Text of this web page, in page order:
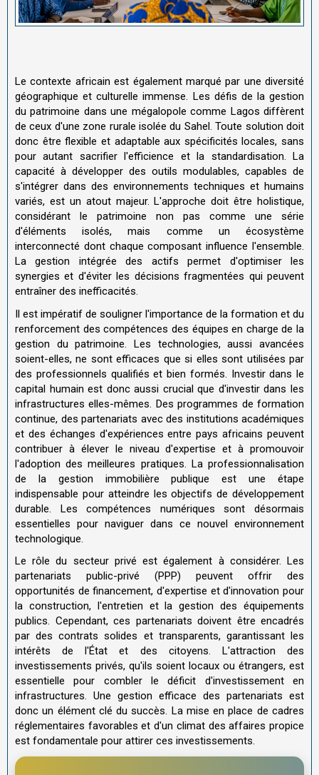
Le contexte africain est également marqué par une diversité
géographique et culturelle immense. Les défis de la gestion
du patrimoine dans une mégalopole comme Lagos diffèrent
de ceux d'une zone rurale isolée du Sahel. Toute solution doit
donc être flexible et adaptable aux spécificités locales, sans
pour autant sacrifier l'efficience et la standardisation. La
capacité à développer des outils modulables, capables de
s'intégrer dans des environnements techniques et humains
variés, est un atout majeur. L'approche doit être holistique,
considérant le patrimoine non pas comme une série
d'éléments isolés, mais comme un écosystème
interconnecté dont chaque composant influence l'ensemble.
La gestion intégrée des actifs permet d'optimiser les
synergies et d'éviter les décisions fragmentées qui peuvent
entraîner des inefficacités.
Il est impératif de souligner l'importance de la formation et du
renforcement des compétences des équipes en charge de la
gestion du patrimoine. Les technologies, aussi avancées
soient-elles, ne sont efficaces que si elles sont utilisées par
des professionnels qualifiés et bien formés. Investir dans le
capital humain est donc aussi crucial que d'investir dans les
infrastructures elles-mêmes. Des programmes de formation
continue, des partenariats avec des institutions académiques
et des échanges d'expériences entre pays africains peuvent
contribuer à élever le niveau d'expertise et à promouvoir
l'adoption des meilleures pratiques. La professionnalisation
de la gestion immobilière publique est une étape
indispensable pour atteindre les objectifs de développement
durable. Les compétences numériques sont désormais
essentielles pour naviguer dans ce nouvel environnement
technologique.
Le rôle du secteur privé est également à considérer. Les
partenariats public-privé (PPP) peuvent offrir des
opportunités de financement, d'expertise et d'innovation pour
la construction, l'entretien et la gestion des équipements
publics. Cependant, ces partenariats doivent être encadrés
par des contrats solides et transparents, garantissant les
intérêts de l'État et des citoyens. L'attraction des
investissements privés, qu'ils soient locaux ou étrangers, est
essentielle pour combler le déficit d'investissement en
infrastructures. Une gestion efficace des partenariats est
donc un élément clé du succès. La mise en place de cadres
réglementaires favorables et d'un climat des affaires propice
est fondamentale pour attirer ces investissements.